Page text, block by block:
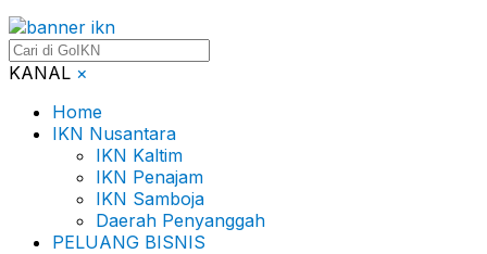
KANAL ×
Home
IKN Nusantara
IKN Kaltim
IKN Penajam
IKN Samboja
Daerah Penyanggah
PELUANG BISNIS